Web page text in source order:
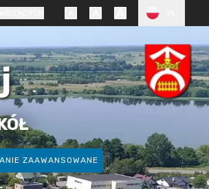
ZAAWANSOWANE